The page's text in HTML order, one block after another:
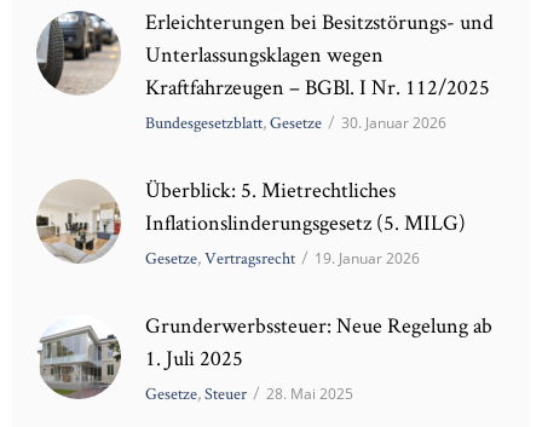
Erleichterungen bei Besitzstörungs- und
Unterlassungsklagen wegen
Kraftfahrzeugen – BGBl. I Nr. 112/2025
Bundesgesetzblatt,Gesetze / 30. Januar 2026
Überblick: 5. Mietrechtliches
Inflationslinderungsgesetz (5. MILG)
Gesetze,Vertragsrecht / 19. Januar 2026
Grunderwerbssteuer: Neue Regelung ab
1. Juli 2025
Gesetze,Steuer / 28. Mai 2025